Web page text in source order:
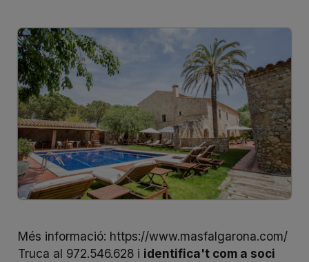
Més informació: https://www.masfalgarona.com/
Truca al 972.546.628 i identifica't com a soci